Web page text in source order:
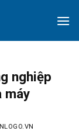
nghiệp
máy